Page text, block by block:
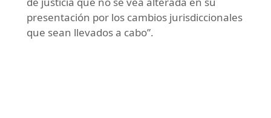
presentación por los cambios jurisdiccionales
que sean llevados a cabo”.